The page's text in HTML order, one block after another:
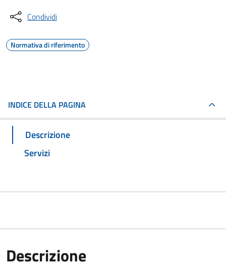
Condividi
Normativa di riferimento
INDICE DELLA PAGINA
Descrizione
Servizi
Descrizione